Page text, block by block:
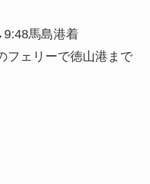
馬島港着
ェリーで徳山港まで